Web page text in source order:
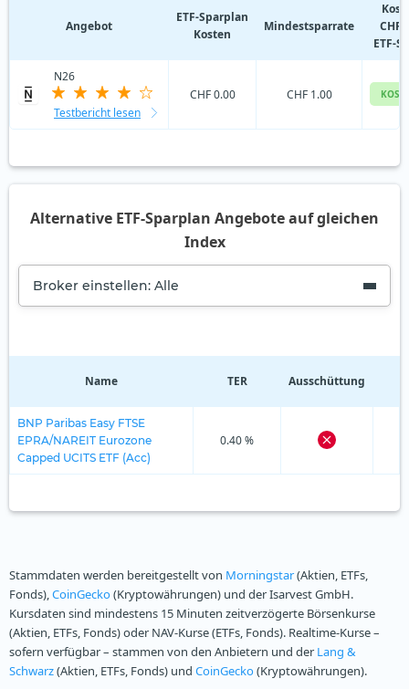
Angebot
ETF‑Sparplan
Kosten
Mindestsparrate
CHF
ETF-
N26
Testbericht lesen
CHF 0.00 CHF 1.00
Alternative ETF-Sparplan Angebote auf gleichen
Index
Broker einstellen: Alle
Name TER Ausschüttung
BNP Paribas Easy FTSE
EPRA/NAREIT Eurozone
Capped UCITS ETF (Acc)
0.40 %
Stammdaten werden bereitgestellt von Morningstar(Aktien, ETFs,
Fonds), CoinGecko(Kryptowährungen) und der Isarvest GmbH.
Kursdaten sind mindestens 15 Minuten zeitverzögerte Börsenkurse
(Aktien, ETFs, Fonds) oder NAV-Kurse (ETFs, Fonds). Realtime-Kurse –
sofern verfügbar – stammen von den Anbietern und der Lang &
Schwarz(Aktien, ETFs, Fonds) und CoinGecko(Kryptowährungen).